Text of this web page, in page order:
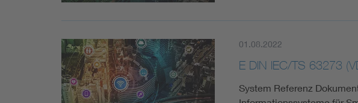
01.08.2022
E DIN IEC/TS 63273
System Referenz